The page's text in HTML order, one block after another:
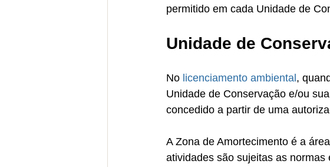
permitido em cada Unidade de
Unidade de
No licenciamento ambiental ,
Unidade de Conservação e/ou
concedido a partir de uma
A Zona de Amortecimento é a
atividades são sujeitas as